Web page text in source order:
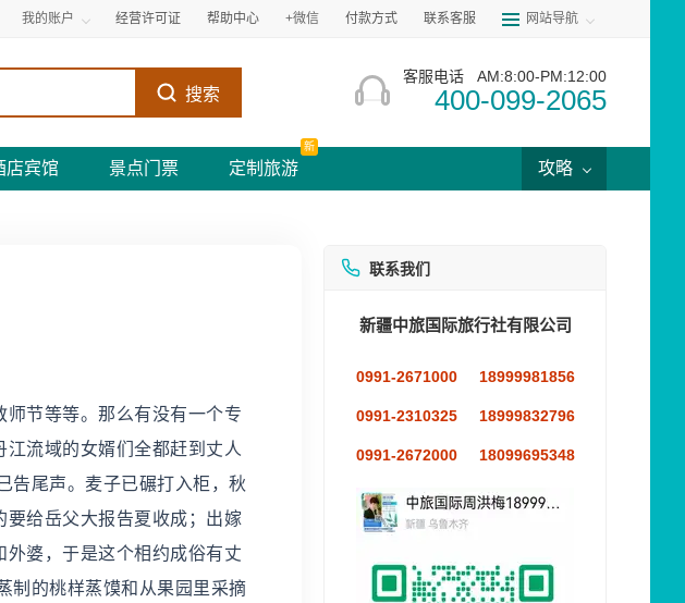
我的账户 经营许可证 帮助中心 +微信 付款方式 联系客服 网站导航
搜索
客服电话 AM:8:00-PM:12:00
400-099-2065
店宾馆 景点门票 定制旅游
新
攻略
节等等。那么有没有一个专
流域的女婿们全都赶到丈人
告尾声。麦子已碾打入柜，秋
给岳父大报告夏收成；出嫁
婆，于是这个相约成俗有丈
制的桃样蒸馍和从果园里采摘
联系我们
新疆中旅国际旅行社有限公司
0991-2671000 18999981856
0991-2310325 18999832796
0991-2672000 18099695348